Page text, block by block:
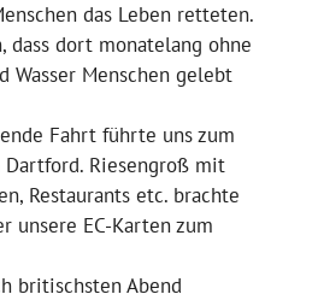
das Leben retteten.
dass dort monatelang ohne
Wasser Menschen gelebt
Fahrt führte uns zum
Riesengroß mit
Restaurants etc. brachte
unsere EC-Karten zum
britischsten Abend